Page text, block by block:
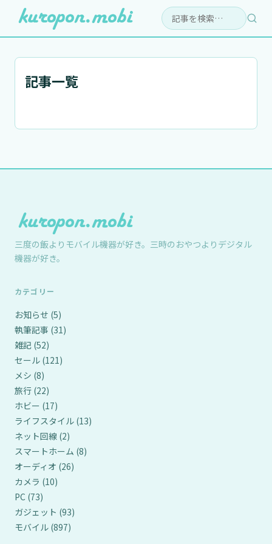
検索:
記事一覧
三度の飯よりモバイル機器が好き。三時のおやつよりデジタル
機器が好き。
カテゴリー
お知らせ (5)
執筆記事 (31)
雑記 (52)
セール (121)
メシ (8)
旅行 (22)
ホビー (17)
ライフスタイル (13)
ネット回線 (2)
スマートホーム (8)
オーディオ (26)
カメラ (10)
PC (73)
ガジェット (93)
モバイル (897)